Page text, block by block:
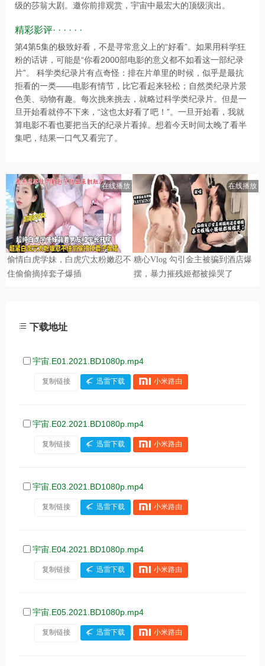
级的莎翁大剧。邀你前排观赏，宇宙中最宏大的顶级演出。
精彩影评· · · · · ·
第4第5集的极致好看，不是寻常意义上的“好看”。如果用科学狂
粉的话讲，可能是“你看2000部电影的意义都不如看这一部纪录
片”。 科学类纪录片有点奇怪：排在片单里的时候，似乎是最抗
拒看的一类——电影有情节，比它看起来轻松；自然类纪录片景
色美、动物有趣。每次挑来挑去，就略过科学类纪录片。但是一
旦开始看就停不下来，“这也太好看了吧！”。一旦开始看，我就
算电影不看也要把当天的纪录片看掉。想着今天时间太晚了看半
集吧，结果一口气又看完了。
下载地址
宇宙.E01.2021.BD1080p.mp4
复制链接 迅雷下载 小米路由
宇宙.E02.2021.BD1080p.mp4
复制链接 迅雷下载 小米路由
宇宙.E03.2021.BD1080p.mp4
复制链接 迅雷下载 小米路由
宇宙.E04.2021.BD1080p.mp4
复制链接 迅雷下载 小米路由
宇宙.E05.2021.BD1080p.mp4
复制链接 迅雷下载 小米路由